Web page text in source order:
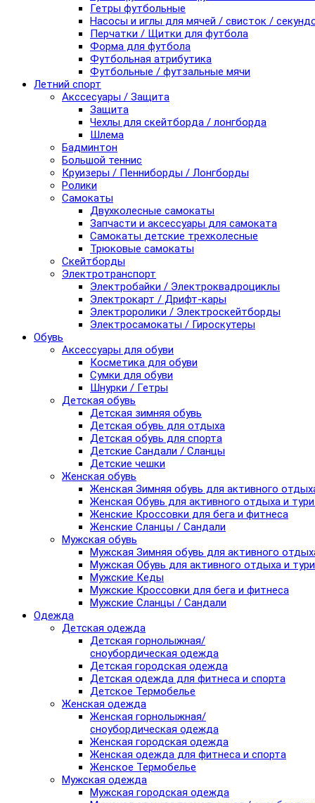
Гетры футбольные
Насосы и иглы для мячей / свисток /
Перчатки / Щитки для футбола
Форма для футбола
Футбольная атрибутика
Футбольные / футзальные мячи
Летний спорт
Акссесуары / Защита
Защита
Чехлы для скейтборда / лонгборда
Шлема
Бадминтон
Большой теннис
Круизеры / Пенниборды / Лонгборды
Ролики
Самокаты
Двухколесные самокаты
Запчасти и аксессуары для самоката
Самокаты детские трехколесные
Трюковые самокаты
Скейтборды
Электротранспорт
Электробайки / Электроквадроциклы
Электрокарт / Дрифт-кары
Электроролики / Электроскейтборды
Электросамокаты / Гироскутеры
Обувь
Аксессуары для обуви
Косметика для обуви
Сумки для обуви
Шнурки / Гетры
Детская обувь
Детская зимняя обувь
Детская обувь для отдыха
Детская обувь для спорта
Детские Сандали / Сланцы
Детские чешки
Женская обувь
Женская Зимняя обувь для активного
Женская Обувь для активного отдыха и
Женские Кроссовки для бега и фитнеса
Женские Сланцы / Сандали
Мужская обувь
Мужская Зимняя обувь для активного
Мужская Обувь для активного отдыха и
Мужские Кеды
Мужские Кроссовки для бега и фитнеса
Мужские Сланцы / Сандали
Одежда
Детская одежда
Детская горнолыжная/
сноубордическая одежда
Детская городская одежда
Детская одежда для фитнеса и спорта
Детское Термобелье
Женская одежда
Женская горнолыжная/
сноубордическая одежда
Женская городская одежда
Женская одежда для фитнеса и спорта
Женское Термобелье
Мужская одежда
Мужская городская одежда